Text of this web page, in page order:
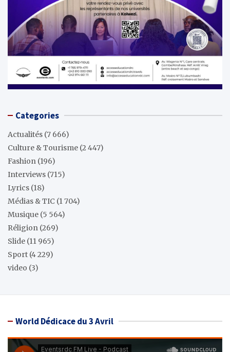
Categories
Actualités (7 666)
Culture & Tourisme (2 447)
Fashion (196)
Interviews (715)
Lyrics (18)
Médias & TIC (1 704)
Musique (5 564)
Réligion (269)
Slide (11 965)
Sport (4 229)
video (3)
World Dédicace du 3 Avril